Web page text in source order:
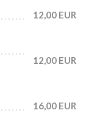
12,00 EUR
12,00 EUR
16,00 EUR